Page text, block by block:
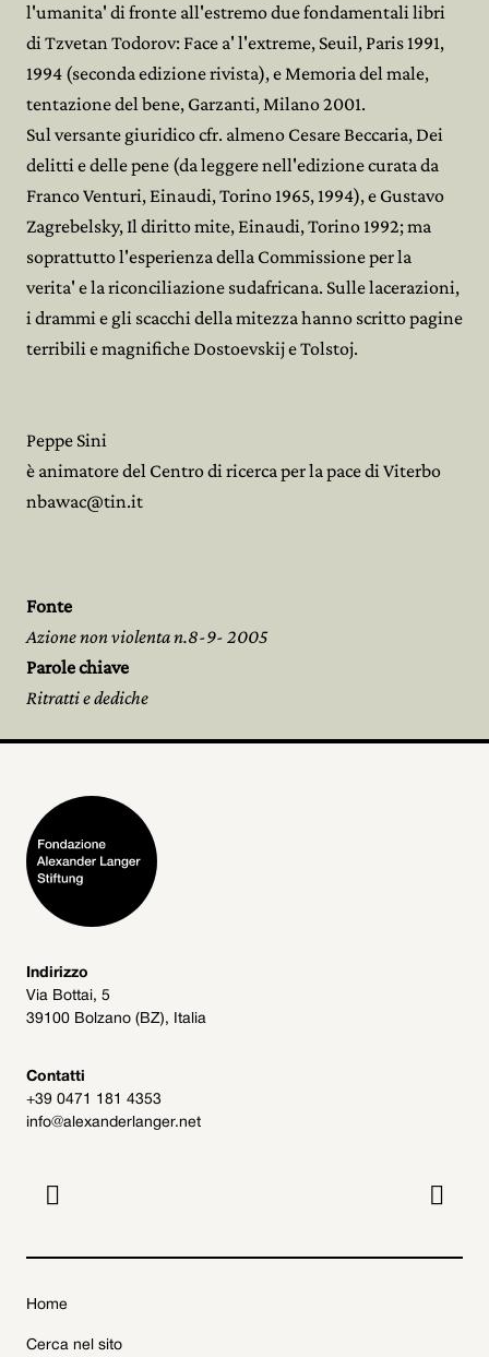
l'umanita' di fronte all'estremo due fondamentali libri
di Tzvetan Todorov: Face a' l'extreme, Seuil, Paris 1991,
1994 (seconda edizione rivista), e Memoria del male,
tentazione del bene, Garzanti, Milano 2001.
Sul versante giuridico cfr. almeno Cesare Beccaria, Dei
delitti e delle pene (da leggere nell'edizione curata da
Franco Venturi, Einaudi, Torino 1965, 1994), e Gustavo
Zagrebelsky, Il diritto mite, Einaudi, Torino 1992; ma
soprattutto l'esperienza della Commissione per la
verita' e la riconciliazione sudafricana. Sulle lacerazioni,
i drammi e gli scacchi della mitezza hanno scritto pagine
terribili e magnifiche Dostoevskij e Tolstoj.
Peppe Sini
è animatore del Centro di ricerca per la pace di Viterbo
nbawac@tin.it
Fonte
Azione non violenta n.8-9- 2005
Parole chiave
Ritratti e dediche
Indirizzo
Via Bottai, 5
39100 Bolzano (BZ), Italia
Contatti
+39 0471 181 4353
info@alexanderlanger.net
 
Home
Cerca nel sito